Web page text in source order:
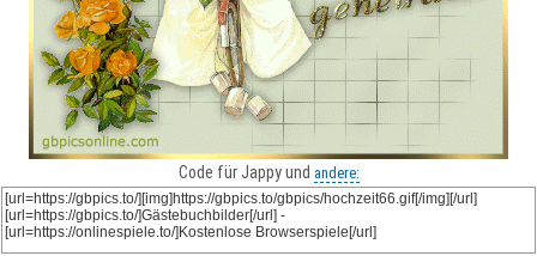
Code für Jappy und andere: